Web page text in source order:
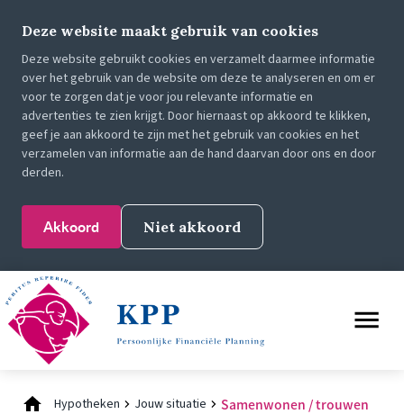
Deze website maakt gebruik van cookies
Deze website gebruikt cookies en verzamelt daarmee informatie
over het gebruik van de website om deze te analyseren en om er
voor te zorgen dat je voor jou relevante informatie en
advertenties te zien krijgt. Door hiernaast op akkoord te klikken,
geef je aan akkoord te zijn met het gebruik van cookies en het
verzamelen van informatie aan de hand daarvan door ons en door
derden.
Akkoord Niet akkoord
Hypotheken Jouw situatie Samenwonen / trouwen